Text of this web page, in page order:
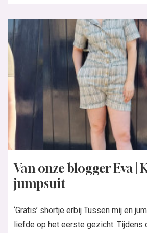
Van onze blogger Eva |
jumpsuit
‘Gratis’ shortje erbij Tussen mij en
liefde op het eerste gezicht. Tijdens